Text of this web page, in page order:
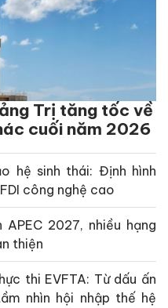
Trị tăng tốc về
cuối năm 2026
hệ sinh thái: Định hình
công nghệ cao
2027, nhiều hạng
thiện
thi EVFTA: Từ dấu ấn
nhìn hội nhập thế hệ